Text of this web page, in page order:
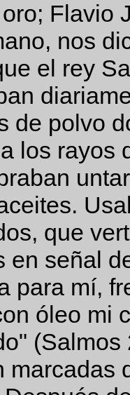
Flavio
nos
el rey
de polvo
los rayos
que
en señal
para mí,
óleo mi
marcadas